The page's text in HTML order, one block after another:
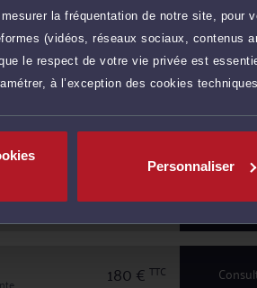
la fréquentation de notre site, pour
(vidéos, réseaux sociaux,
le respect de votre vie privée est
à l’exception des cookies
Personnaliser
plus
100 € TTC
50 €TTC
25 €TTC Poser
180 € TTC